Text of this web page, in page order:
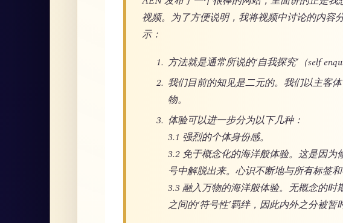
视频。为了方便说明，我将视频中讨论的内容
示：
方法就是通常所说的‘自我探究’（self
我们目前的知见是二元的。我们以主客
物。
体验可以进一步分为以下几种：
3.1 强烈的个体身份感。
3.2 免于概念化的海洋般体验。这是因
号中解脱出来。心识不断地与所有标签和
3.3 融入万物的海洋般体验。无概念的
之间的‘符号性’羁绊，因此内外之分被暂